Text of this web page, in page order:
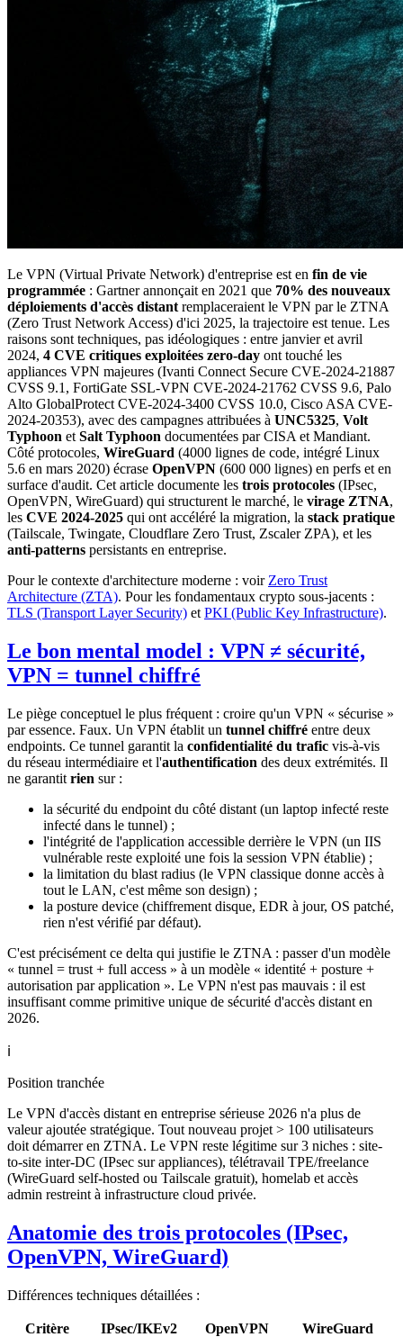
Le VPN (Virtual Private Network) d'entreprise est en fin de vie
programmée : Gartner annonçait en 2021 que 70% des nouveaux
déploiements d'accès distant remplaceraient le VPN par le ZTNA
(Zero Trust Network Access) d'ici 2025, la trajectoire est tenue. Les
raisons sont techniques, pas idéologiques : entre janvier et avril
2024, 4 CVE critiques exploitées zero-day ont touché les
appliances VPN majeures (Ivanti Connect Secure CVE-2024-21887
CVSS 9.1, FortiGate SSL-VPN CVE-2024-21762 CVSS 9.6, Palo
Alto GlobalProtect CVE-2024-3400 CVSS 10.0, Cisco ASA CVE-
2024-20353), avec des campagnes attribuées à UNC5325, Volt
Typhoon et Salt Typhoon documentées par CISA et Mandiant.
Côté protocoles, WireGuard (4000 lignes de code, intégré Linux
5.6 en mars 2020) écrase OpenVPN (600 000 lignes) en perfs et en
surface d'audit. Cet article documente les trois protocoles (IPsec,
OpenVPN, WireGuard) qui structurent le marché, le virage ZTNA,
les CVE 2024-2025 qui ont accéléré la migration, la stack pratique
(Tailscale, Twingate, Cloudflare Zero Trust, Zscaler ZPA), et les
anti-patterns persistants en entreprise.
Pour le contexte d'architecture moderne : voir Zero Trust
Architecture (ZTA). Pour les fondamentaux crypto sous-jacents :
TLS (Transport Layer Security) et PKI (Public Key Infrastructure).
Le bon mental model : VPN ≠ sécurité,
VPN = tunnel chiffré
Le piège conceptuel le plus fréquent : croire qu'un VPN « sécurise »
par essence. Faux. Un VPN établit un tunnel chiffré entre deux
endpoints. Ce tunnel garantit la confidentialité du trafic vis-à-vis
du réseau intermédiaire et l'authentification des deux extrémités. Il
ne garantit rien sur :
la sécurité du endpoint du côté distant (un laptop infecté reste
infecté dans le tunnel) ;
l'intégrité de l'application accessible derrière le VPN (un IIS
vulnérable reste exploité une fois la session VPN établie) ;
la limitation du blast radius (le VPN classique donne accès à
tout le LAN, c'est même son design) ;
la posture device (chiffrement disque, EDR à jour, OS patché,
rien n'est vérifié par défaut).
C'est précisément ce delta qui justifie le ZTNA : passer d'un modèle
« tunnel = trust + full access » à un modèle « identité + posture +
autorisation par application ». Le VPN n'est pas mauvais : il est
insuffisant comme primitive unique de sécurité d'accès distant en
2026.
ℹ️
Position tranchée
Le VPN d'accès distant en entreprise sérieuse 2026 n'a plus de
valeur ajoutée stratégique. Tout nouveau projet > 100 utilisateurs
doit démarrer en ZTNA. Le VPN reste légitime sur 3 niches : site-
to-site inter-DC (IPsec sur appliances), télétravail TPE/freelance
(WireGuard self-hosted ou Tailscale gratuit), homelab et accès
admin restreint à infrastructure cloud privée.
Anatomie des trois protocoles (IPsec,
OpenVPN, WireGuard)
Différences techniques détaillées :
Critère IPsec/IKEv2 OpenVPN
WireGuard